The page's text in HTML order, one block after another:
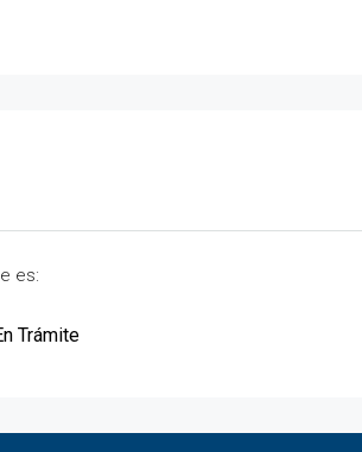
es:
Trámite